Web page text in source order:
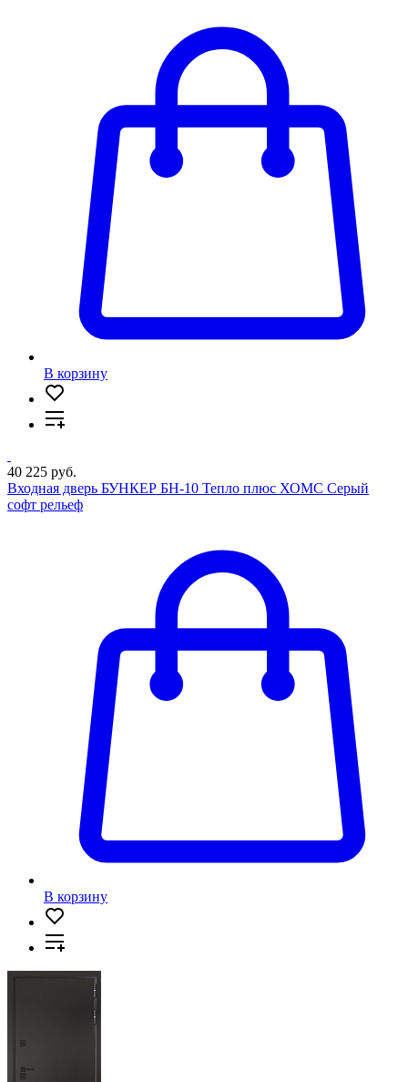
В корзину
40 225 руб.
Входная дверь БУНКЕР БН-10 Тепло плюс ХОМС Серый
софт рельеф
В корзину